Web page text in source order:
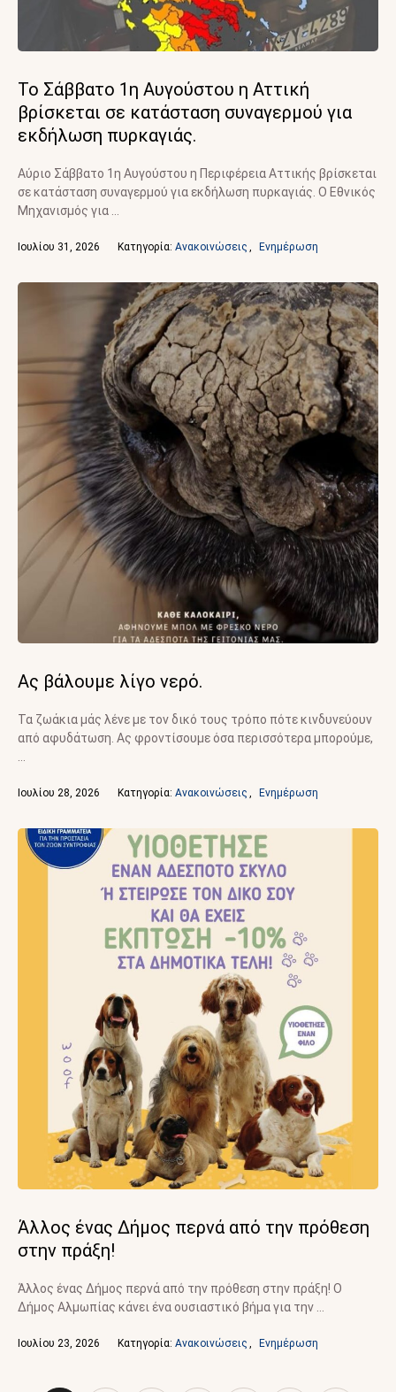
Το Σάββατο 1η Αυγούστου η Αττική
βρίσκεται σε κατάσταση συναγερμού για
εκδήλωση πυρκαγιάς.
Αύριο Σάββατο 1η Αυγούστου η Περιφέρεια Αττικής βρίσκεται
σε κατάσταση συναγερμού για εκδήλωση πυρκαγιάς. Ο Εθνικός
Μηχανισμός για …
Ιουλίου 31, 2026 Κατηγορία: Ανακοινώσεις Ενημέρωση
Ας βάλουμε λίγο νερό.
Τα ζωάκια μάς λένε με τον δικό τους τρόπο πότε κινδυνεύουν
από αφυδάτωση. Ας φροντίσουμε όσα περισσότερα μπορούμε,
Ιουλίου 28, 2026 Κατηγορία: Ανακοινώσεις Ενημέρωση
Άλλος ένας Δήμος περνά από την πρόθεση
στην πράξη!
Άλλος ένας Δήμος περνά από την πρόθεση στην πράξη! Ο
Δήμος Αλμωπίας κάνει ένα ουσιαστικό βήμα για την …
Ιουλίου 23, 2026 Κατηγορία: Ανακοινώσεις Ενημέρωση